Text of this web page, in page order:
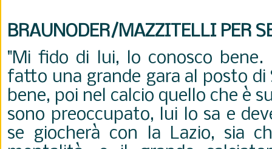
BRAUNODER/MAZZITELLI PER
"Mi fido di lui, lo conosco bene.
fatto una grande gara al posto
bene, poi nel calcio quello che è
sono preoccupato, lui lo sa e
se giocherà con la Lazio, sia